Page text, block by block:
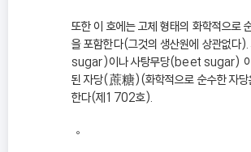
또한 이 호에는 고체 형태의 화학적으
을 포함한다(그것의 생산원에 상관없다
sugar)이나 사탕무당(beet sugar) 이
된 자당(蔗糖)(화학적으로 순수한 자당
한다(제1702호).
◦